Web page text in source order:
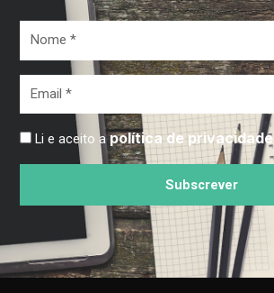
Li e aceito apolítica de privacidade
Subscrever